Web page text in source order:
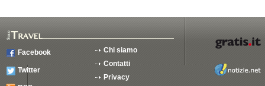
Facebook
Twitter
Chi siamo
Contatti
Privacy